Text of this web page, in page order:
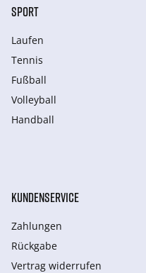
SPORT
Laufen
Tennis
Fußball
Volleyball
Handball
KUNDENSERVICE
Zahlungen
Rückgabe
Vertrag widerrufen